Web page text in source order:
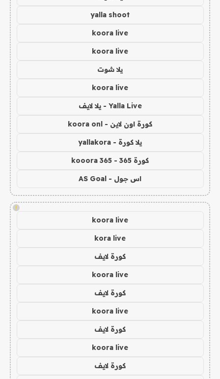
yalla shoot
koora live
koora live
يلا شوت
koora live
Yalla Live - يلا لايف
كورة اون لاين - koora onl
يلا كورة - yallakora
كورة 365 - kooora 365
اس جول - AS Goal
!
koora live
kora live
كورة لايف
koora live
كورة لايف
koora live
كورة لايف
koora live
كورة لايف